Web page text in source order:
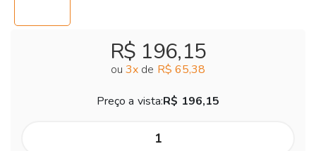
R$ 196,15
ou 3x de R$ 65,38
Preço a vista:R$ 196,15